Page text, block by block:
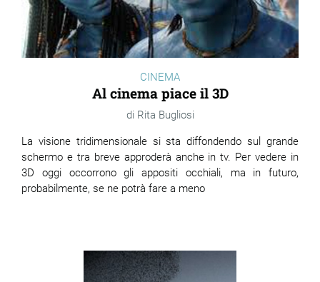
CINEMA
Al cinema piace il 3D
Rita Bugliosi
La visione tridimensionale si sta diffondendo sul grande
schermo e tra breve approderà anche in tv. Per vedere in
3D oggi occorrono gli appositi occhiali, ma in futuro,
probabilmente, se ne potrà fare a meno